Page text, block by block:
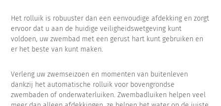
Het rolluik is robuuster dan een eenvoudige afdekking en zorgt
ervoor dat u aan de huidige veiligheidswetgeving kunt
voldoen, uw zwembad met een gerust hart kunt gebruiken en
er het beste van kunt maken.
Verleng uw zwemseizoen en momenten van buitenleven
dankzij het automatische rolluik voor bovengrondse
zwembaden of onderwaterluiken. Zwembadluiken helpen veel